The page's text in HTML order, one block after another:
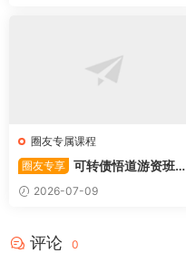
圈友专属课程
圈友专享 可转债悟道游资班出
奇系列悟道系列守正系列课程-
卓妍
2026-07-09
评论 0